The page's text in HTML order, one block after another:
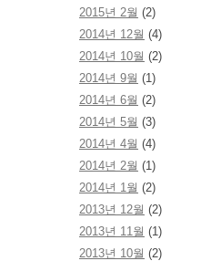
2015년 2월 (2)
2014년 12월 (4)
2014년 10월 (2)
2014년 9월 (1)
2014년 6월 (2)
2014년 5월 (3)
2014년 4월 (4)
2014년 2월 (1)
2014년 1월 (2)
2013년 12월 (2)
2013년 11월 (1)
2013년 10월 (2)